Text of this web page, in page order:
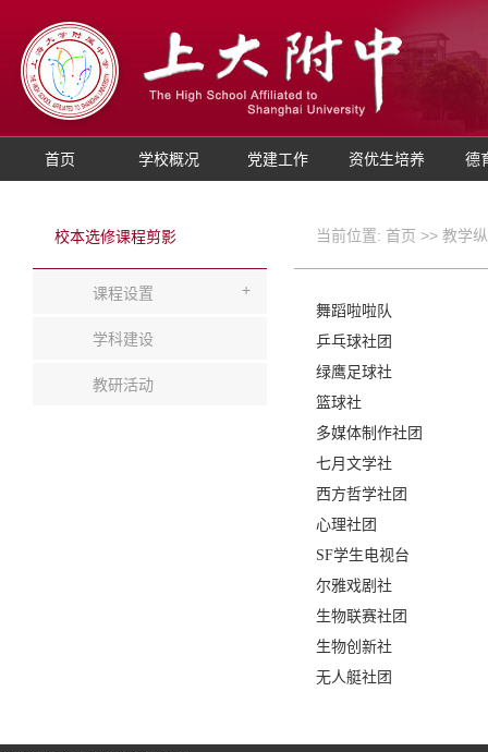
首页 学校概况 党建工作 资优生培养 德
校本选修课程剪影
课程设置 +
学科建设
教研活动
当前位置: 首页 >> 教学
舞蹈啦啦队
乒乓球社团
绿鹰足球社
篮球社
多媒体制作社团
七月文学社
西方哲学社团
心理社团
SF学生电视台
尔雅戏剧社
生物联赛社团
生物创新社
无人艇社团